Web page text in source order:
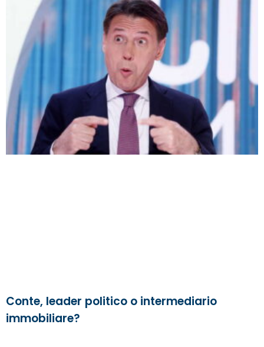
Conte, leader politico o intermediario
immobiliare?